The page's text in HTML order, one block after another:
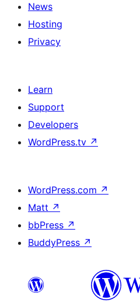
News
Hosting
Privacy
Learn
Support
Developers
WordPress.tv ↗
WordPress.com ↗
Matt ↗
bbPress ↗
BuddyPress ↗